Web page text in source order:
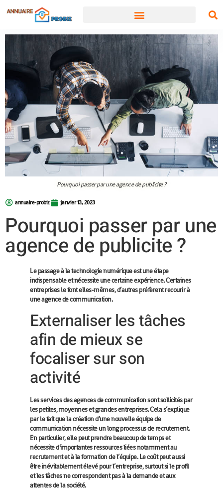
Pourquoi passer par une agence de publicite ?
annuaire-probiz janvier 13, 2023
Pourquoi passer par une
agence de publicite ?
Le passage à la technologie numérique est une étape
indispensable et nécessite une certaine expérience. Certaines
entreprises le font elles-mêmes, d’autres préfèrent recourir à
une agence de communication.
Externaliser les tâches
afin de mieux se
focaliser sur son
activité
Les services des agences de communication sont sollicités par
les petites, moyennes et grandes entreprises. Cela s’explique
par le fait que la création d’une nouvelle équipe de
communication nécessite un long processus de recrutement.
En particulier, elle peut prendre beaucoup de temps et
nécessite d’importantes ressources liées notamment au
recrutement et à la formation de l’équipe. Le coût peut aussi
être inévitablement élevé pour l’entreprise, surtout si le profil
et les tâches ne correspondent pas à la demande et aux
attentes de la société.